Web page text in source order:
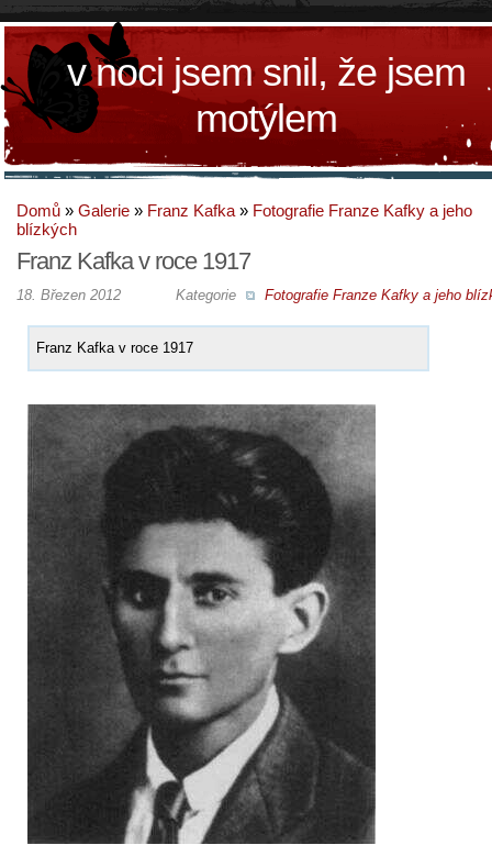
v noci jsem snil, že jsem
motýlem
Domů » Galerie » Franz Kafka » Fotografie Franze Kafky a jeho
blízkých
Franz Kafka v roce 1917
Kategorie Fotografie Franze Kafky a jeho
18. Březen 2012
Franz Kafka v roce 1917